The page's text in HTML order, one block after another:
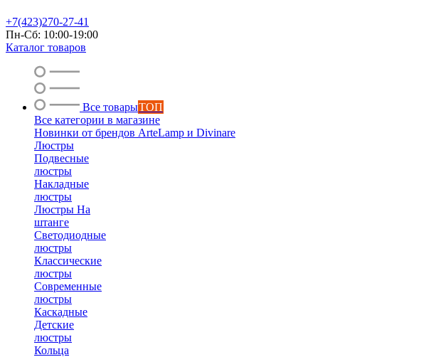
+7(423)270-27-41
Пн-Сб: 10:00-19:00
Каталог товаров
Все товарыТОП
Все категории в магазине
Новинки от брендов ArteLamp и Divinare
Люстры
Подвесные
люстры
Накладные
люстры
Люстры На
штанге
Светодиодные
люстры
Классические
люстры
Современные
люстры
Каскадные
Детские
люстры
Кольца